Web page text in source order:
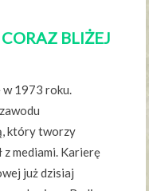
BLIŻEJ
w 1973 roku.
który tworzy
z mediami. Karierę
już dzisiaj